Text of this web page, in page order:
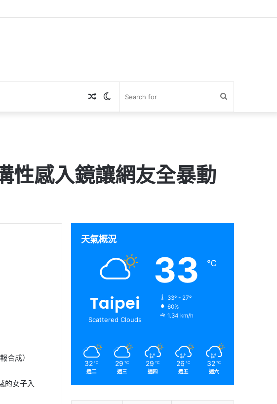
Switch
Random
性感入鏡讓網友全暴動
合成）
的女子入
天氣概況
Taipei
Scattered Clouds
33 ℃
33º - 27º
60%
1.34 km/h
32 ℃
週二
29 ℃
週三
29 ℃
週四
26 ℃
週五
32 ℃
週六